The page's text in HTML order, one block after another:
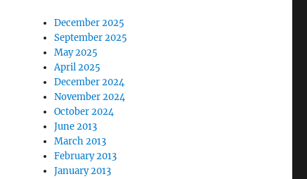
December 2025
September 2025
May 2025
April 2025
December 2024
November 2024
October 2024
June 2013
March 2013
February 2013
January 2013